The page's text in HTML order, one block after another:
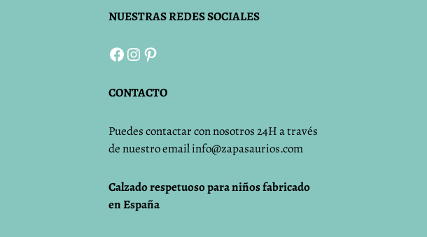
NUESTRAS REDES SOCIALES
Facebook
Instagram
Pinterest
CONTACTO
Puedes contactar con nosotros 24H a través
de nuestro email info@zapasaurios.com
Calzado respetuoso para niños fabricado
en España